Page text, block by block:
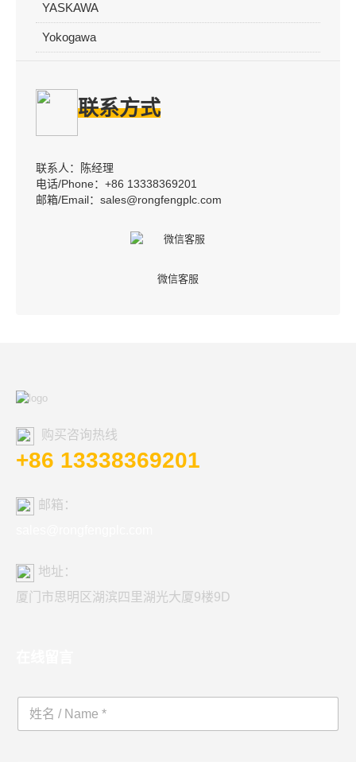
YASKAWA
Yokogawa
联系方式
联系人：陈经理
电话/Phone：+86 13338369201
邮箱/Email：sales@rongfengplc.com
微信客服
购买咨询热线
+86 13338369201
邮箱：
地址：
厦门市思明区湖滨四里湖光大厦9楼9D